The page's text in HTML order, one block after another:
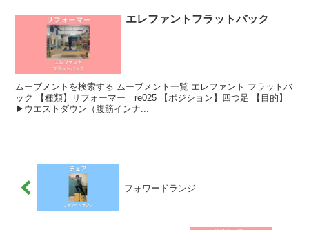
エレファントフラットバック
ムーブメントを検索する ムーブメント一覧 エレファント フラットバ
ック 【種類】リフォーマー re025 【ポジション】四つ足 【目的】
▶︎ウエストダウン（腹筋インナ...
フォワードランジ